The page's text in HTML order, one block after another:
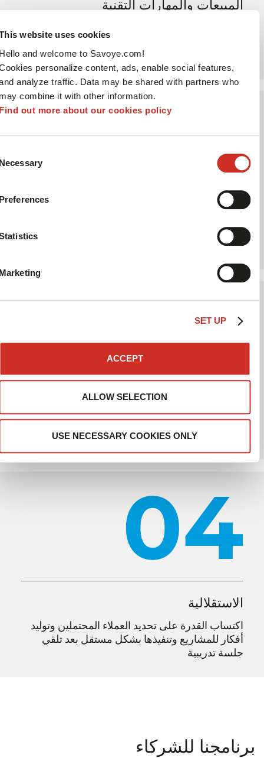
This website uses cookies
Hello and welcome to Savoye.com!
Cookies personalize content, ads, enable social features,
and analyze traffic. Data may be shared with partners who
may combine it with other information.
Find out more about our cookies policy
Selection
Necessary
Preferences
Statistics
Marketing
SET UP
ACCEPT
ALLOW SELECTION
USE NECESSARY COOKIES ONLY
المبيعات والمهارات التقنية
بالإضافة إلى بيع وتركيب وصيانة واستحداث حلول
مبتكرة باستخدام معداتنا وبرمجياتنا
02
إدارة العلاقة مع العميل النهائي
03
الاستثمار
الاستثمار في نقل وتطوير المهارات المطلوبة
04
الاستقلالية
اكتساب القدرة على تحديد العملاء المحتملين وتوليد
أفكار للمشاريع وتنفيذها بشكل مستقل بعد تلقي
جلسة تدريبية
للشركاء